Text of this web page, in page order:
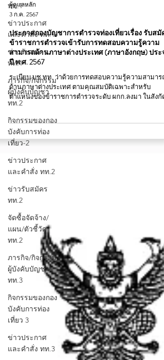
ทท.1
ข่าวประกาศ
และคำสั่ง ทท.1
ข่าวรับสมัคร
ทท.1
ภารกิจ/กิจกรรม
ผู้บังคับบัญชา
ทท.2
กิจกรรมของกอง
บังคับการท่อง
เที่ยว-2
ข่าวประกาศ
และคำสั่ง ทท.2
ข่าวรับสมัคร
ทท.2
จัดซื้อจัดจ้าง/
แผน/ตัวชี้วัด
ทท.2
ภารกิจ/กิจกรรม
ผู้บังคับบัญชา
ทท.3
กิจกรรมของกอง
บังคับการท่อง
เที่ยว 3
ข่าวประกาศ
และคำสั่ง ทท.3
ผู้ดูแลหลัก
3 ก.ค. 2567
ประกาศกองบัญชาการตำรวจท่องเที่ยวเรื่อง รับสมัค
ข้าราชการตำรวจเข้ารับการทดสอบความรู้ความ
สามารถด้านภาษาต่างประเทศ (ภาษาอังกฤษ) ประจ
ปี พ.ศ. 2567
ระเบียบ บช.ทท. ว่าด้วยการทดสอบความรู้ความสามารถ
ด้านภาษาต่างประเทศ ตามคุณสมบัติเฉพาะสำหรับ
ตำแหน่งของข้าราชการตำรวจระดับ ผกก.ลงมา ในสังกัด